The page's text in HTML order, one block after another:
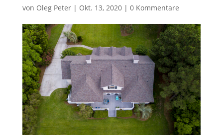
von Oleg Peter| Okt. 13, 2020| 0 Kommentare